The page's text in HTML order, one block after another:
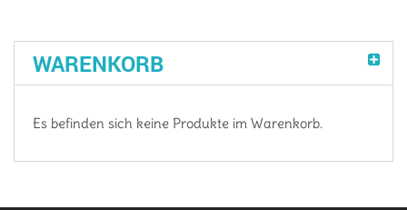
WARENKORB
Es befinden sich keine Produkte im Warenkorb.